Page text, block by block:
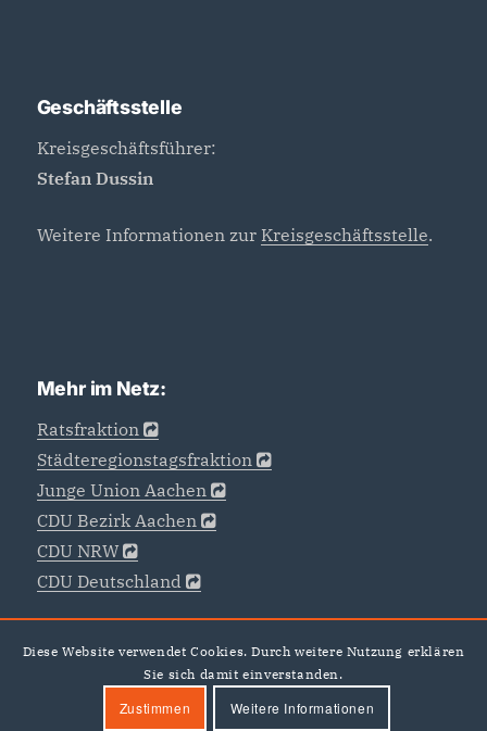
Geschäftsstelle
Kreisgeschäftsführer:
Stefan Dussin
Weitere Informationen zur Kreisgeschäftsstelle.
Mehr im Netz:
Ratsfraktion
Städteregionstagsfraktion
Junge Union Aachen
CDU Bezirk Aachen
CDU NRW
CDU Deutschland
Diese Website verwendet Cookies. Durch weitere Nutzung erklären
Sie sich damit einverstanden.
Zustimmen Weitere Informationen